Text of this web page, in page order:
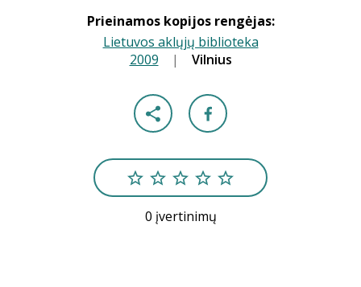
Prieinamos kopijos rengėjas:
Lietuvos aklųjų biblioteka
2009 | Vilnius
0 įvertinimų